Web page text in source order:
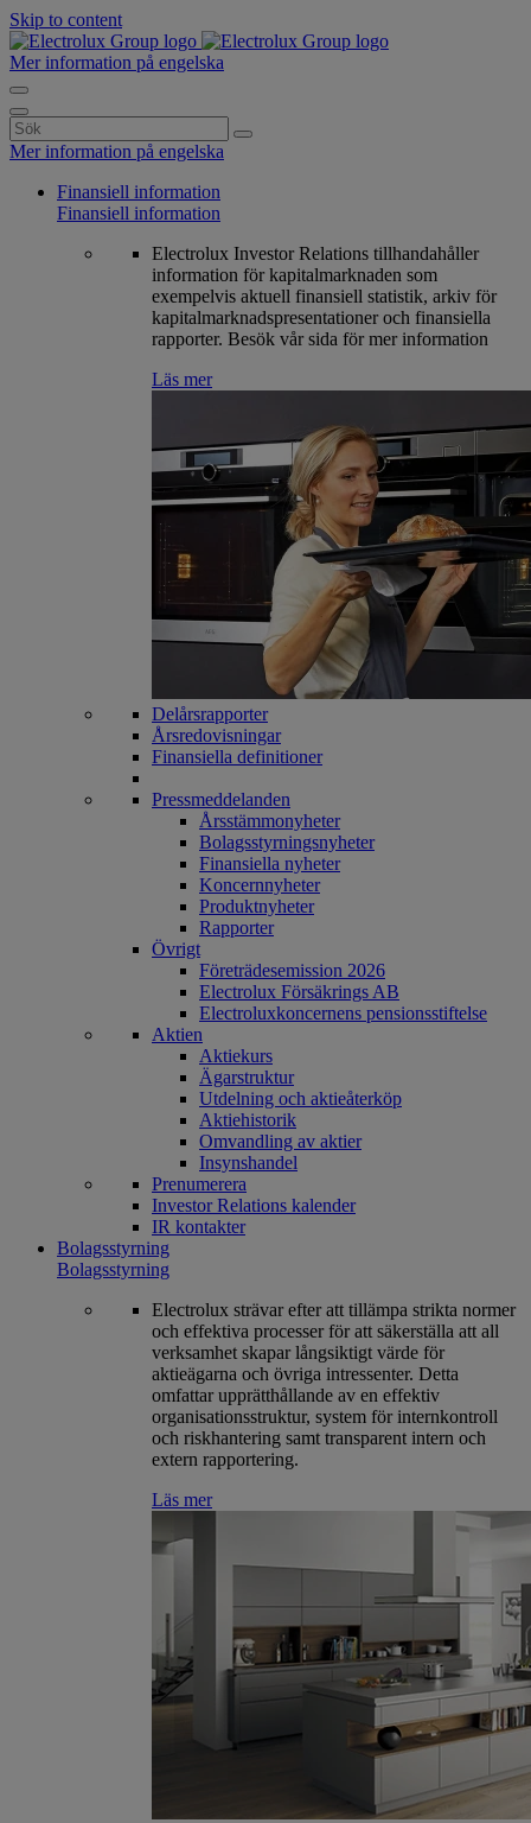
Skip to content
Mer information på engelska
Search
for:
Mer information på engelska
Finansiell information
Finansiell information
Electrolux Investor Relations tillhandahåller
information för kapitalmarknaden som
exempelvis aktuell finansiell statistik, arkiv för
kapitalmarknadspresentationer och finansiella
rapporter. Besök vår sida för mer information
Läs mer
Delårsrapporter
Årsredovisningar
Finansiella definitioner
Pressmeddelanden
Årsstämmonyheter
Bolagsstyrningsnyheter
Finansiella nyheter
Koncernnyheter
Produktnyheter
Rapporter
Övrigt
Företrädesemission 2026
Electrolux Försäkrings AB
Electroluxkoncernens pensionsstiftelse
Aktien
Aktiekurs
Ägarstruktur
Utdelning och aktieåterköp
Aktiehistorik
Omvandling av aktier
Insynshandel
Prenumerera
Investor Relations kalender
IR kontakter
Bolagsstyrning
Bolagsstyrning
Electrolux strävar efter att tillämpa strikta normer
och effektiva processer för att säkerställa att all
verksamhet skapar långsiktigt värde för
aktieägarna och övriga intressenter. Detta
omfattar upprätthållande av en effektiv
organisationsstruktur, system för internkontroll
och riskhantering samt transparent intern och
extern rapportering.
Läs mer